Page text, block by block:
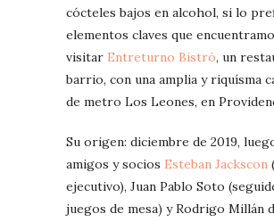
cócteles bajos en alcohol, si lo
elementos claves que
visitar Entreturno Bistró, un
barrio, con una amplia y riquísma
de metro Los Leones, en
Su origen: diciembre de 2019,
amigos y socios Esteban Jackscon
ejecutivo), Juan Pablo Soto
juegos de mesa) y Rodrigo Millán